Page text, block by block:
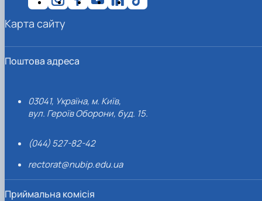
Поштова адреса
03041, Україна, м. Київ,
вул. Героїв Оборони, буд. 15.
(044) 527-82-42
rectorat@nubip.edu.ua
Приймальна комісія
Карта сайту